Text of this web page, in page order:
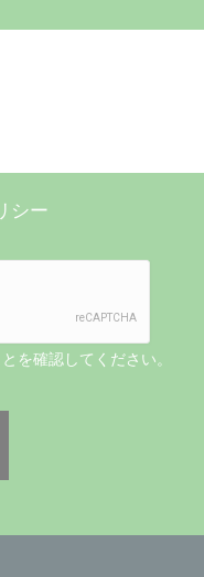
シー
を確認してください。